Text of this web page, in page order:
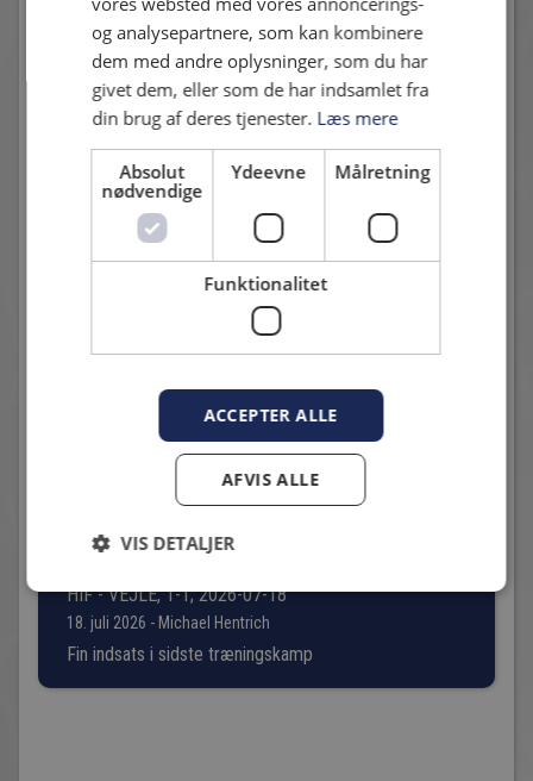
Andre nyheder
START XI MOD VENDSYSSEL FF
25. juli 2026 - Karsten Madsen
To debutanter og et comeback
HIF - VEJLE, 1-1; 2026-07-18
18. juli 2026 - Michael Hentrich
Fin indsats i sidste træningskamp
og analysepartnere, som kan kombinere
dem med andre oplysninger, som du har
givet dem, eller som de har indsamlet fra
din brug af deres tjenester. Læs mere
Absolut
nødvendige
Ydeevne Målretning
Funktionalitet
ACCEPTER ALLE
AFVIS ALLE
VIS DETALJER